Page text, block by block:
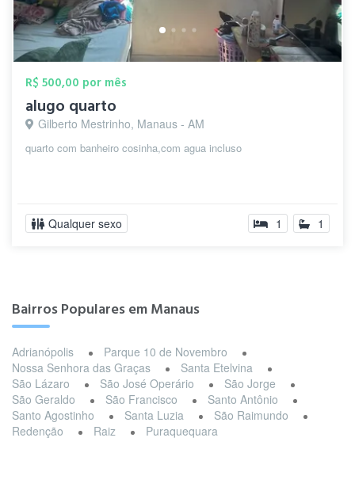
R$ 500,00 por mês
alugo quarto
Gilberto Mestrinho, Manaus - AM
quarto com banheiro cosinha,com agua incluso
Qualquer sexo 1 1
Bairros Populares em Manaus
Adrianópolis
Parque 10 de Novembro
Nossa Senhora das Graças
Santa Etelvina
São Lázaro
São José Operário
São Jorge
São Geraldo
São Francisco
Santo Antônio
Santo Agostinho
Santa Luzia
São Raimundo
Redenção
Raiz Puraquequara